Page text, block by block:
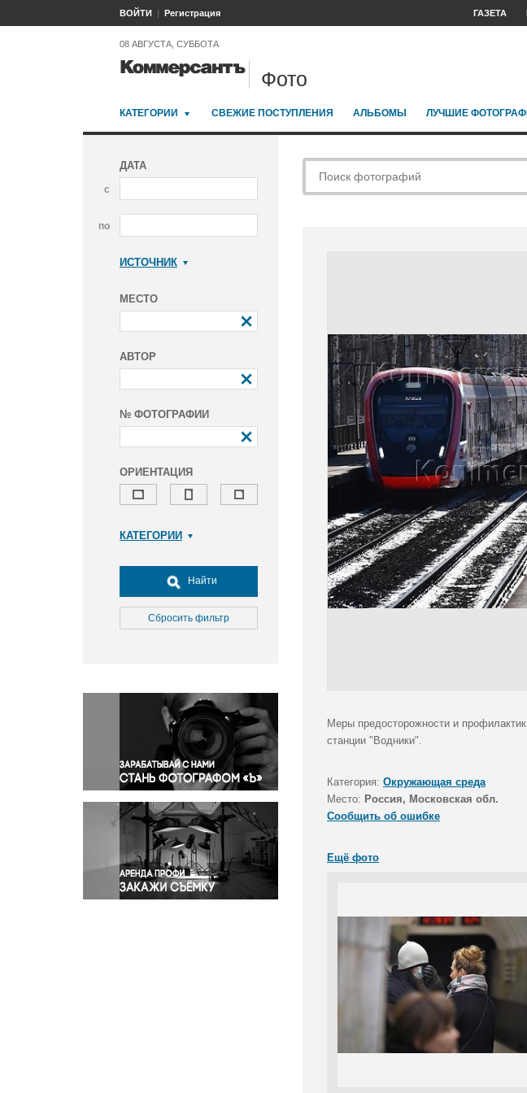
ВОЙТИ Регистрация ГАЗЕТА
08 АВГУСТА, СУББОТА
Фото
КАТЕГОРИИ СВЕЖИЕ ПОСТУПЛЕНИЯ АЛЬБОМЫ ЛУЧШИЕ
ДАТА
с
по
ИСТОЧНИК
МЕСТО
АВТОР
№ ФОТОГРАФИИ
ОРИЕНТАЦИЯ
КАТЕГОРИИ
Досуг, туризм и отдых
Культура
Медицина
Окружающая среда
Политика
Правосудие
Происшествия и конфликты
Религия
Светская жизнь
Спорт
Экология
Экономика и бизнес
Найти
Сбросить фильтр
Меры предосторожности и
станции "Водники".
Категория: Окружающая среда
Место: Россия, Московская обл.
Сообщить об ошибке
Ещё фото